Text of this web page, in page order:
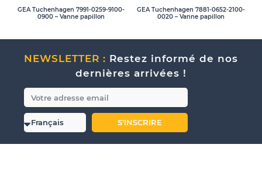
GEA Tuchenhagen 7991-0259-9100-
0900 – Vanne papillon
GEA Tuchenhagen 7881-0652-2100-
0020 – Vanne papillon
NEWSLETTER : Restez informé de nos
dernières arrivées !
S'INSCRIRE